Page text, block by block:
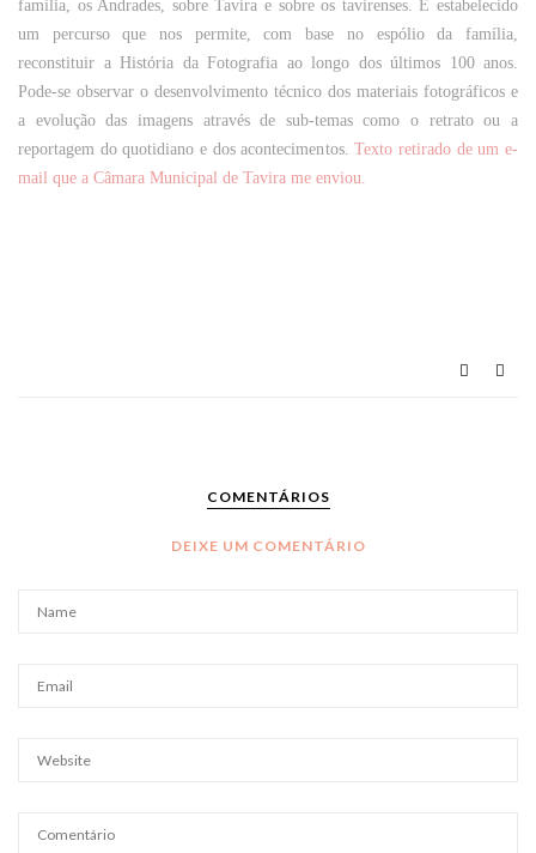
família, os Andrades, sobre Tavira e sobre os tavirenses. É estabelecido
um percurso que nos permite, com base no espólio da família,
reconstituir a História da Fotografia ao longo dos últimos 100 anos.
Pode-se observar o desenvolvimento técnico dos materiais fotográficos e
a evolução das imagens através de sub-temas como o retrato ou a
reportagem do quotidiano e dos acontecimentos.Texto retirado de um e-
mail que a Câmara Municipal de Tavira me enviou.
COMENTÁRIOS
DEIXE UM COMENTÁRIO